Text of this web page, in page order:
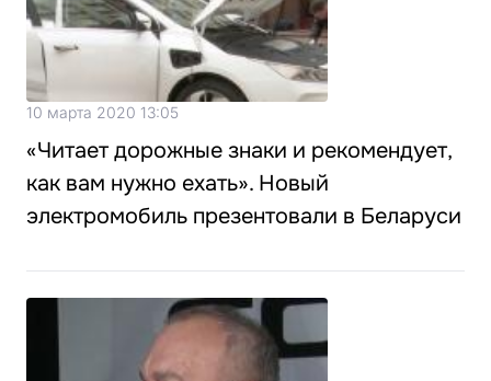
10 марта 2020 13:05
«Читает дорожные знаки и рекомендует,
как вам нужно ехать». Новый
электромобиль презентовали в Беларуси